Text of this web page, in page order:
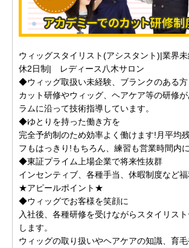
ウィッグスタイリスト(アシスタント)|業界
休2日制| レディース八木サロン
◆ウィッグ取扱い未経験、ブランクのある
カット研修やウィッグ、ヘアケア等の研修が
ラムに沿って技術指導しています。
◆ゆとりを持った働き方を
完全予約制のため効率よく働けます!月平均
フもはっきり!もちろん、練習も営業時間内に
◆東証プライム上場企業で将来性抜群
インセンティブ、各種手当、休暇制度など福
★アピールポイント★
◆ウィッグでお客様を笑顔に
入社後、各種研修を受けながらスタイリス
します。
ウィッグの取り扱いやヘアケアの知識、育